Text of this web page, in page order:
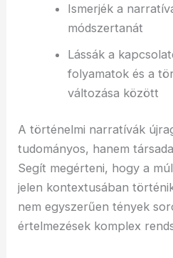
Ismerjék a
módszertanát
Lássák a
folyamatok és a
változása között
A történelmi narratívák
tudományos, hanem
Segít megérteni, hogy a
jelen kontextusában
nem egyszerűen tények
értelmezések komplex